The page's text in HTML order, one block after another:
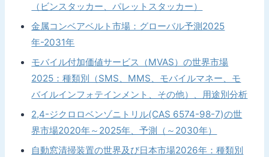
（ビンスタッカー、パレットスタッカー）
金属コンベアベルト市場：グローバル予測2025
年-2031年
モバイル付加価値サービス（MVAS）の世界市場
2025：種類別（SMS、MMS、モバイルマネー、モ
バイルインフォテインメント、その他）、用途別分析
2,4-ジクロロベンゾニトリル(CAS 6574-98-7)の世
界市場2020年～2025年、予測（～2030年）
自動窓清掃装置の世界及び日本市場2026年：種類別